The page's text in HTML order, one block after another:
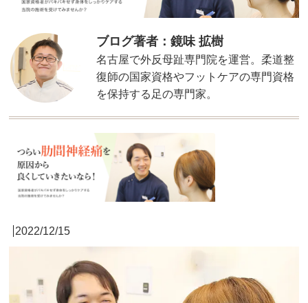
ブログ著者：鏡味 拡樹
名古屋で外反母趾専門院を運営。柔道整
復師の国家資格やフットケアの専門資格
を保持する足の専門家。
2022/12/15